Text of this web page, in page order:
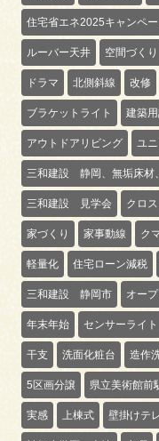
住宅省エネ2025キャンペ
ルーバー天井 空間づくり
ドラマ 北側斜線 改修
ブラケットライト 建築
アウトドアリビング ユ
三和建設 静岡、無垢床材
三和建設 見学会 クロス
家づくり 家事動線 ク
軽量化 住宅ローン減税
三和建設 静岡市 オー
年末年始 センサーライト
干支 洗面化粧台 造作
5区画分譲 県立美術館前
実感 上棟式 壁掛けテ